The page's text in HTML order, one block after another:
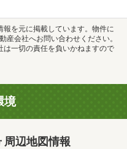
報を元に掲載しています。物件に
産会社へお問い合わせください。
一切の責任を負いかねますので
境
周辺地図情報